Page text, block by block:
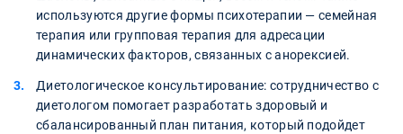
используются другие формы психотерапии — семейная
терапия или групповая терапия для адресации
динамических факторов, связанных с анорексией.
Диетологическое консультирование: сотрудничество с
диетологом помогает разработать здоровый и
сбалансированный план питания, который подойдет